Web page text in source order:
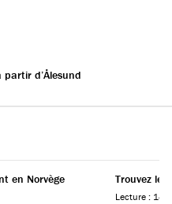
partir d’Ålesund
en Norvège Trouvez le
Lecture : 14